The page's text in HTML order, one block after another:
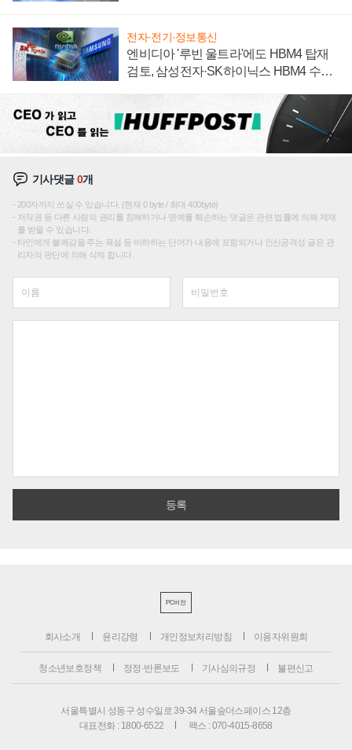
전자·전기·정보통신
엔비디아 '루빈 울트라'에도 HBM4 탑재
검토, 삼성전자·SK하이닉스 HBM4 수율
기사댓글0개
200자까지 쓰실 수 있습니다. (현재 0 byte / 최대 400byte)
저작권 등 다른 사람의 권리를 침해하거나 명예를 훼손하는 댓글은 관련 법률에 의해 제재
를 받을 수 있습니다.
타인에게 불쾌감을 주는 욕설 등 비하하는 단어가 내용에 포함되거나 인신공격성 글은 관
리자의 판단에 의해 삭제 합니다.
PC버전
회사소개 윤리강령 개인정보처리방침 이용자위원회
청소년보호정책 정정·반론보도 기사심의규정 불편신고
서울특별시 성동구 성수일로 39-34 서울숲더스페이스 12층
대표전화 : 1800-6522
팩스 : 070-4015-8658